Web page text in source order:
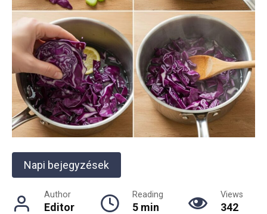
Napi bejegyzések
Author
Editor
Reading
5 min
Views
342